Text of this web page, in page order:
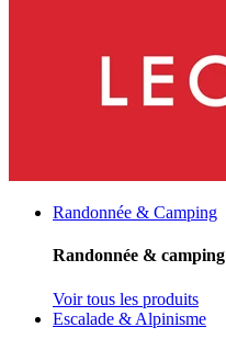
Randonnée & Camping
Randonnée & camping
Voir tous les produits
Escalade & Alpinisme